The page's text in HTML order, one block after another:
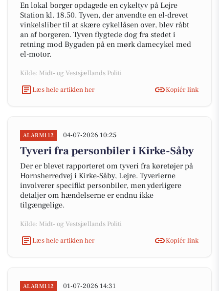
En lokal borger opdagede en cykeltyv på Lejre
Station kl. 18.50. Tyven, der anvendte en el-drevet
vinkelsliber til at skære cykellåsen over, blev råbt
an af borgeren. Tyven flygtede dog fra stedet i
retning mod Bygaden på en mørk damecykel med
el-motor.
Kilde: Midt- og Vestsjællands Politi
Læs hele artiklen her
Kopiér link
ALARM112 04-07-2026 10:25
Tyveri fra personbiler i Kirke-Såby
Der er blevet rapporteret om tyveri fra køretøjer på
Hornsherredvej i Kirke-Såby, Lejre. Tyverierne
involverer specifikt personbiler, men yderligere
detaljer om hændelserne er endnu ikke
tilgængelige.
Kilde: Midt- og Vestsjællands Politi
Læs hele artiklen her
Kopiér link
ALARM112 01-07-2026 14:31